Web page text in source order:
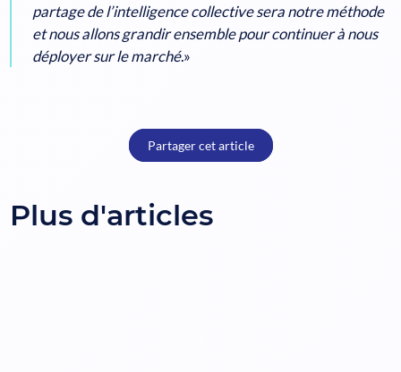
partage de l’intelligence collective sera notre méthode
et nous allons grandir ensemble pour continuer à nous
déployer sur le marché.»
Partager cet article
Plus d'articles